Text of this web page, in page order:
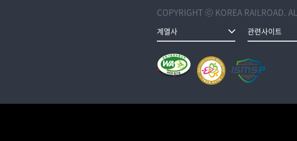
COPYRIGHT ⓒ KOREA RAILROAD.
계열사 관련사이트